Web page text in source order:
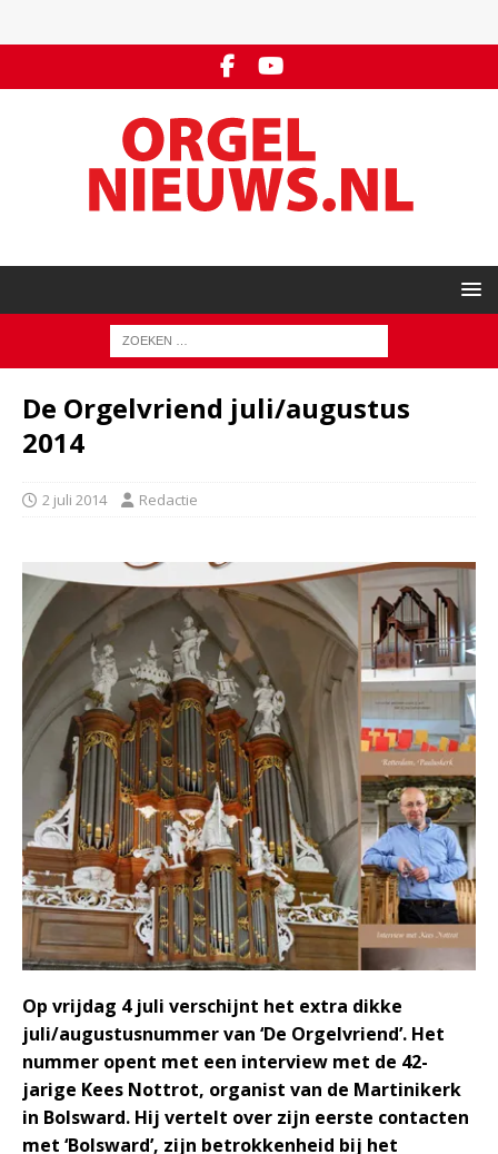
De Orgelvriend juli/augustus
2014
2 juli 2014 Redactie
Op vrijdag 4 juli verschijnt het extra dikke
juli/augustusnummer van ‘De Orgelvriend’. Het
nummer opent met een interview met de 42-
jarige Kees Nottrot, organist van de Martinikerk
in Bolsward. Hij vertelt over zijn eerste contacten
met ‘Bolsward’, zijn betrokkenheid bij het